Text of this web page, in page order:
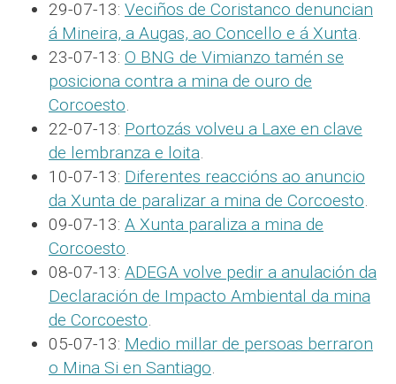
29-07-13: Veciños de Coristanco denuncian
á Mineira, a Augas, ao Concello e á Xunta.
23-07-13: O BNG de Vimianzo tamén se
posiciona contra a mina de ouro de
Corcoesto.
22-07-13: Portozás volveu a Laxe en clave
de lembranza e loita.
10-07-13: Diferentes reaccións ao anuncio
da Xunta de paralizar a mina de Corcoesto.
09-07-13: A Xunta paraliza a mina de
Corcoesto.
08-07-13: ADEGA volve pedir a anulación da
Declaración de Impacto Ambiental da mina
de Corcoesto.
05-07-13: Medio millar de persoas berraron
o Mina Si en Santiago.